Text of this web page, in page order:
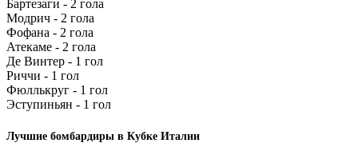
Бартезаги - 2 гола
Модрич - 2 гола
Фофана - 2 гола
Атекаме - 2 гола
Де Винтер - 1 гол
Риччи - 1 гол
Фюллькруг - 1 гол
Эступиньян - 1 гол
Лучшие бомбардиры в Кубке Италии